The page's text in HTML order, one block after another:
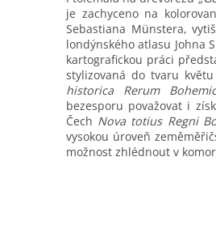
je zachyceno na
Sebastiana Münstera,
londýnského atlasu Johna
kartografickou práci
stylizovaná do tvaru
historica Rerum
bezesporu považovat i
Čech Nova totius Regni
vysokou úroveň
možnost zhlédnout v